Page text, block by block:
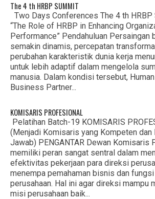
The 4 th HRBP SUMMIT
Two Days Conferences The 4 th HRBP
“The Role of HRBP in Enhancing
Performance” Pendahuluan Persaingan
semakin dinamis, percepatan
perubahan karakteristik dunia kerja
untuk lebih adaptif dalam mengelola
manusia. Dalam kondisi tersebut,
Business Partner...
KOMISARIS PROFESIONAL
Pelatihan Batch-19 KOMISARIS
(Menjadi Komisaris yang Kompeten dan
Jawab) PENGANTAR Dewan Komisaris
memiliki peran sangat sentral dalam
efektivitas pekerjaan para direksi
menempa pemahaman bisnis dan
perusahaan. Hal ini agar direksi mampu
misi perusahaan baik...